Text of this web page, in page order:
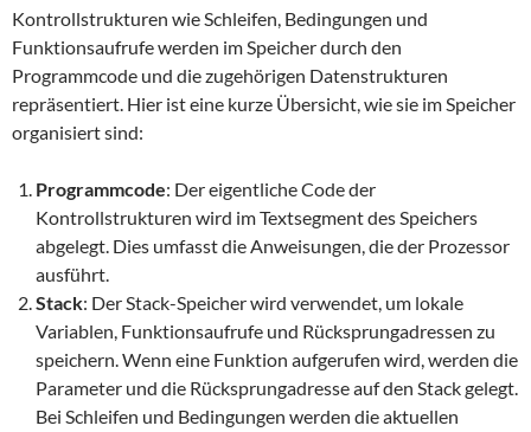
Kontrollstrukturen wie Schleifen, Bedingungen und
Funktionsaufrufe werden im Speicher durch den
Programmcode und die zugehörigen Datenstrukturen
repräsentiert. Hier ist eine kurze Übersicht, wie sie im Speicher
organisiert sind:
Programmcode: Der eigentliche Code der
Kontrollstrukturen wird im Textsegment des Speichers
abgelegt. Dies umfasst die Anweisungen, die der Prozessor
ausführt.
Stack: Der Stack-Speicher wird verwendet, um lokale
Variablen, Funktionsaufrufe und Rücksprungadressen zu
speichern. Wenn eine Funktion aufgerufen wird, werden die
Parameter und die Rücksprungadresse auf den Stack gelegt.
Bei Schleifen und Bedingungen werden die aktuellen